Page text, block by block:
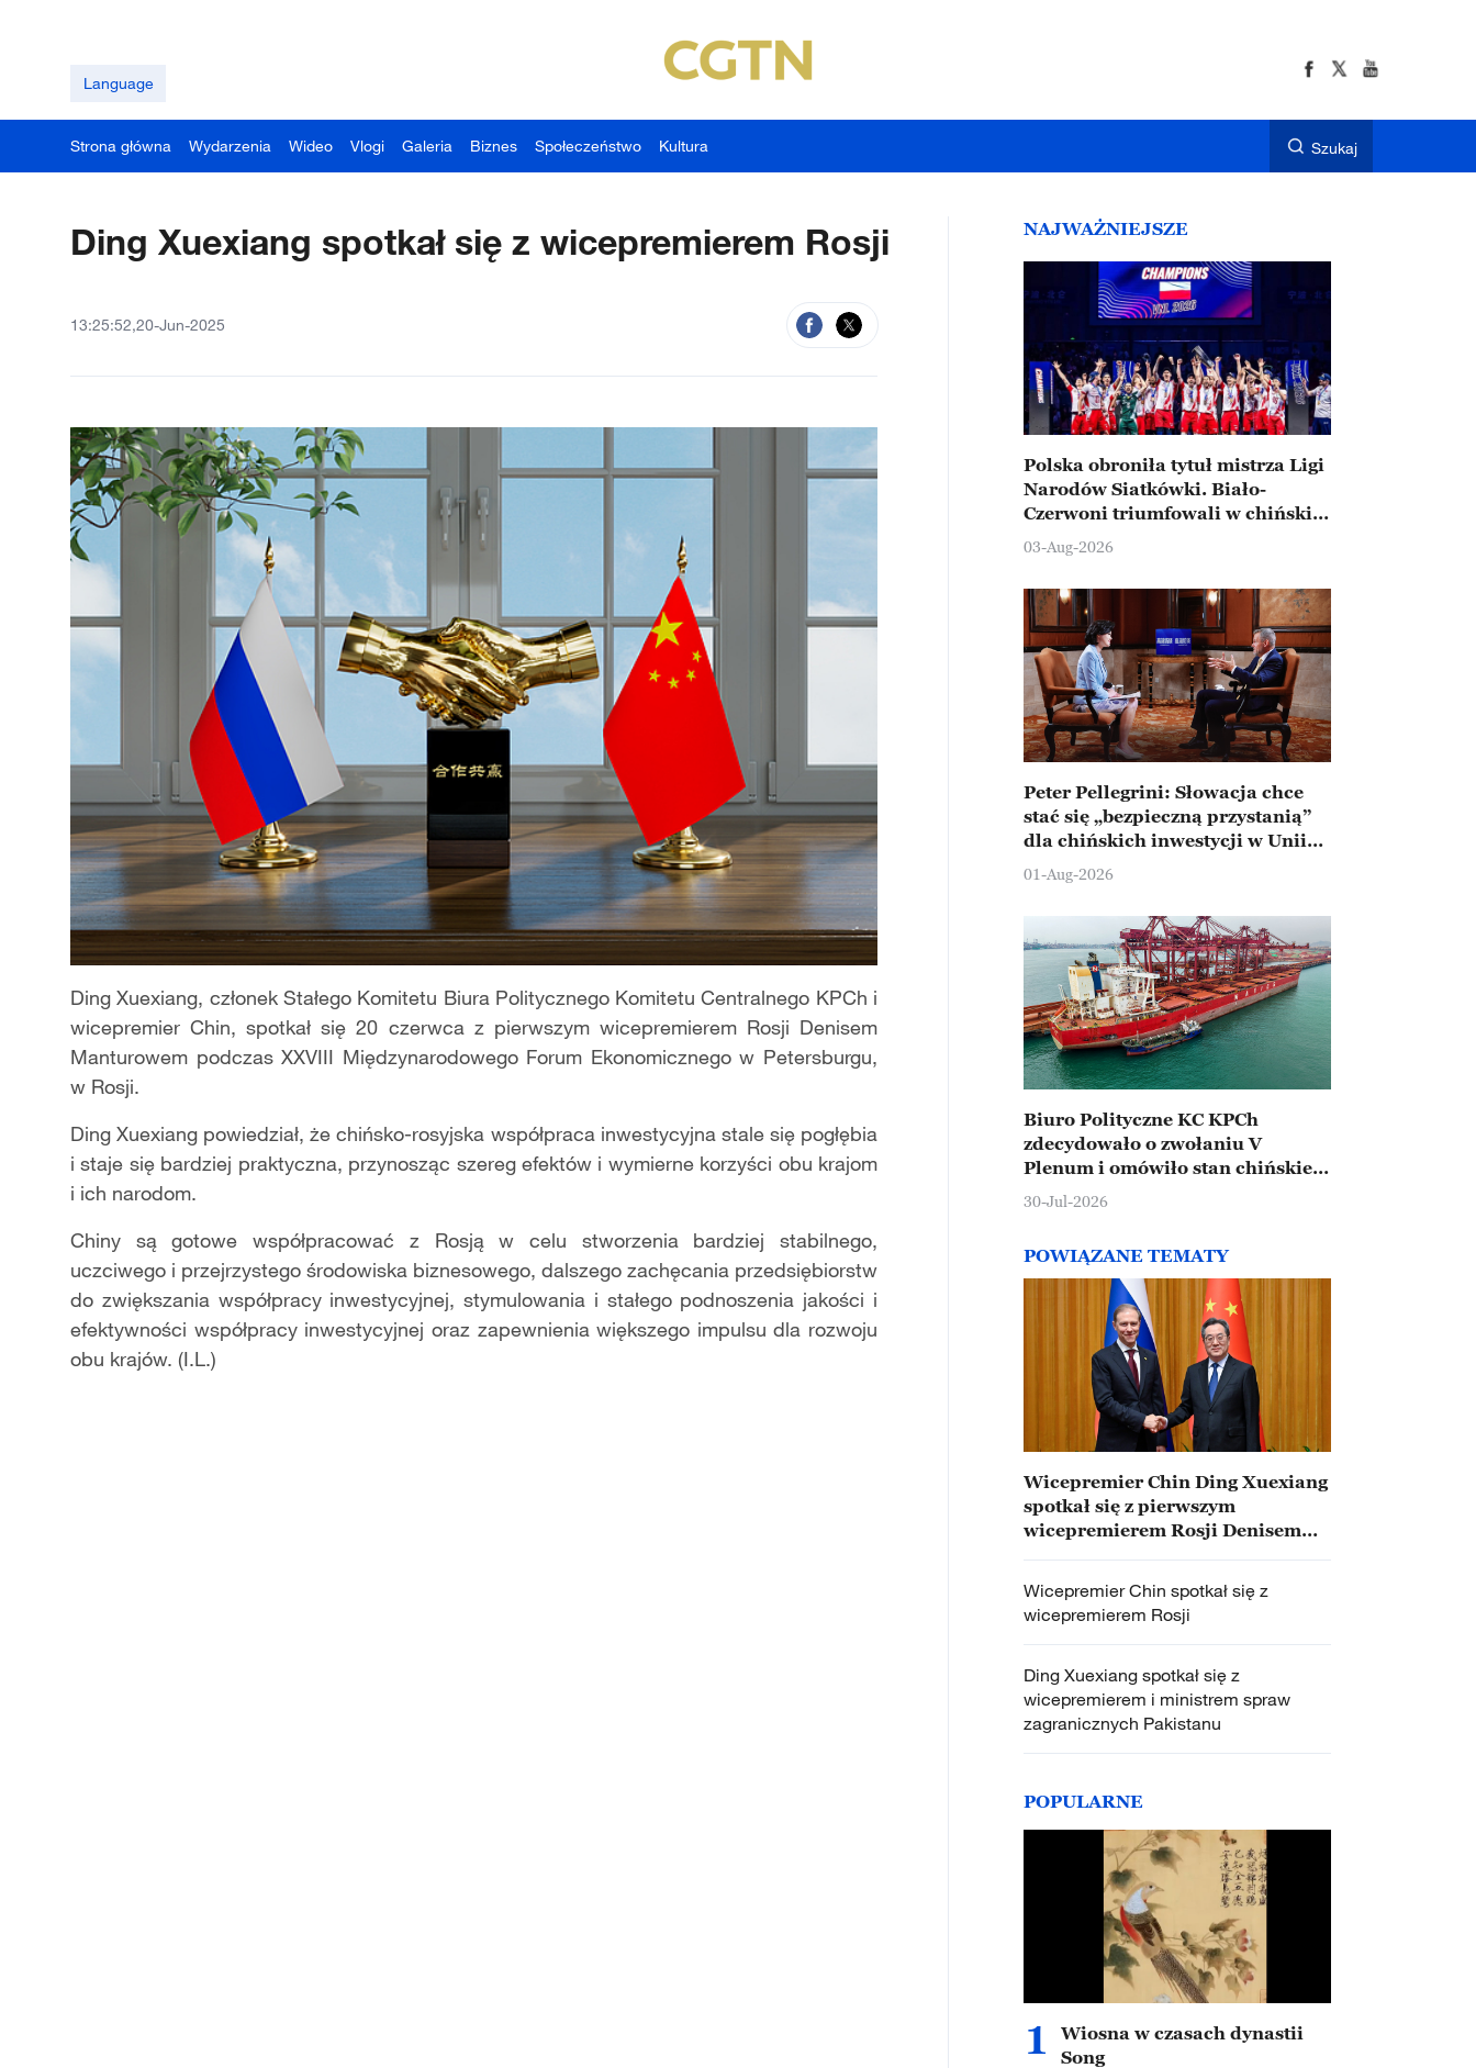
Language
Strona główna Wydarzenia Wideo Vlogi Galeria Biznes Społeczeństwo Kultura Szukaj
Ding Xuexiang spotkał się z wicepremierem Rosji
13:25:52,20-Jun-2025
Ding Xuexiang, członek Stałego Komitetu Biura Politycznego Komitetu Centralnego KPCh i
wicepremier Chin, spotkał się 20 czerwca z pierwszym wicepremierem Rosji Denisem
Manturowem podczas XXVIII Międzynarodowego Forum Ekonomicznego w Petersburgu,
w Rosji.
Ding Xuexiang powiedział, że chińsko-rosyjska współpraca inwestycyjna stale się pogłębia
i staje się bardziej praktyczna, przynosząc szereg efektów i wymierne korzyści obu krajom
i ich narodom.
Chiny są gotowe współpracować z Rosją w celu stworzenia bardziej stabilnego,
uczciwego i przejrzystego środowiska biznesowego, dalszego zachęcania przedsiębiorstw
do zwiększania współpracy inwestycyjnej, stymulowania i stałego podnoszenia jakości i
efektywności współpracy inwestycyjnej oraz zapewnienia większego impulsu dla rozwoju
obu krajów. (I.L.)
NAJWAŻNIEJSZE
Polska obroniła tytuł mistrza Ligi
Narodów Siatkówki. Biało-
Czerwoni triumfowali w chińskim
Ningbo
03-Aug-2026
Peter Pellegrini: Słowacja chce
stać się „bezpieczną przystanią”
dla chińskich inwestycji w Unii
Europejskiej
01-Aug-2026
Biuro Polityczne KC KPCh
zdecydowało o zwołaniu V
Plenum i omówiło stan chińskiej
gospodarki
30-Jul-2026
POWIĄZANE TEMATY
Wicepremier Chin Ding Xuexiang
spotkał się z pierwszym
wicepremierem Rosji Denisem
Wicepremier Chin spotkał się z
wicepremierem Rosji
Ding Xuexiang spotkał się z
wicepremierem i ministrem spraw
zagranicznych Pakistanu
POPULARNE
1
Wiosna w czasach dynastii
Song